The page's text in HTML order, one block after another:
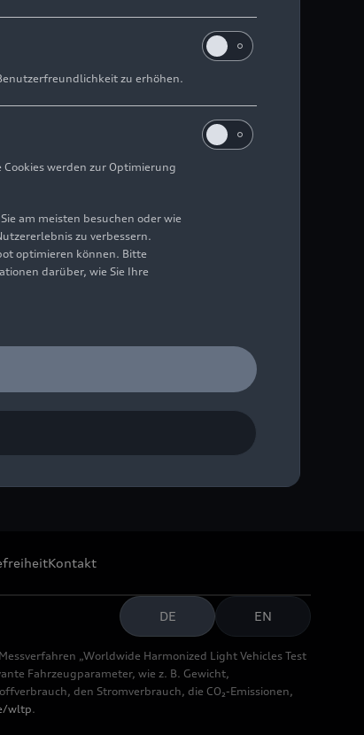
Kontakt
DE EN
„Worldwide Harmonized Light Vehicles Test
Fahrzeugparameter, wie z. B. Gewicht,
den Stromverbrauch, die CO₂-Emissionen,
wltp.
zu erhöhen.
werden zur Optimierung
am meisten besuchen oder wie
zu verbessern.
optimieren können. Bitte
darüber, wie Sie Ihre